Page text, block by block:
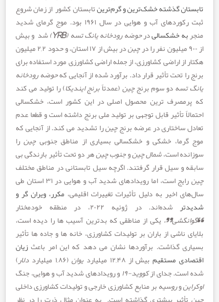
گذشته خشکترین و گرمترینتابستان کشور از زمان شروع
ثبت رکوردهای آب و هوایی در سال ۱۹۶۱ بود. موج گرمای شدید
خشکسالیدرحوضه رودخانه یانگ تسه (YRB
)شد و بیش
چین
در بیش از ۱۷ استان، و حدود ۲,۲ میلیون
از اراضی کشاورزی، از جمله اراضی کشاورزی مورد استفاده برای
تحت تأثیر قرار داد. برآورد شده از آنجایی که حوضه رودخانه
دو سوم برنج چین(عمدتاًبرنج ایندیکا ) را تولید می کند
ترین محصول اصلی در این کشور است، خشکسالی
تأثیر قابل توجهی بر تولید ملی برنج داشته است و قطعا عدم
ساختاری در عرضه برنجچینرا تشدید می کند. از آنجایی که
خشکی و خشکسالی بسیاری از مناطق جنوبیچینرا
است، شمال چین وجنوب چینهر دو تحت تأثیر بارندگی بی
و سیل قرار گرفتند. اگرچه سیل تابستانی در مناطق مختلف
رایج است، اما رویدادهای شدید آب و هوایی در ۳۱ استان طی
اخیر به دلیل تأثیرات تغییرات اقلیمی،مکرر،ویران گر و
شده‌اند. در ژوئیه ۲۰۲۲، در منطقه خودمختار
یکی از مناطقی که بدترین آسیب ها را دیده است،
ناشی از باران بر تولیدات کشاورزی، خانه ها و جاده ها تأثیر
گذاشت. برآوردها نشان می دهد که این امر باعث زیان
مستقیمبیش از ۱۲,۴۸ میلیارد یوان(۱,۸۶ میلیارد دلار)
جدای ازکووید-۱۹
و رویدادهای شدید آب و هوایی، جنگ
روسیهبر منابع کشاورزی خارجی و تولیدات کشاورزی داخلی
بیشتری گذاشته است. به عنوان مثال ذرت را در نظر